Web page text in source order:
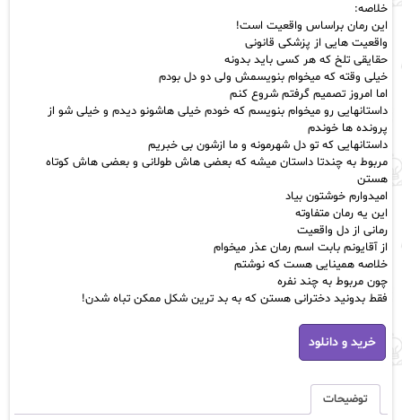
خلاصه:
این رمان براساس واقعیت است!
واقعيت هايى از پزشکى قانونى
حقايقى تلخ که هر کسى بايد بدونه
خيلى وقته که ميخوام بنويسمش ولى دو دل بودم
اما امروز تصميم گرفتم شروع کنم
داستانهايى رو ميخوام بنويسم که خودم خيلى هاشونو ديدم و خيلى شو از
پرونده ها خوندم
داستانهايى که تو دل شهرمونه و ما ازشون بى خبريم
مربوط به چندتا داستان ميشه که بعضى هاش طولانى و بعضى هاش کوتاه
هستن
اميدوارم خوشتون بياد
اين يه رمان متفاوته
رمانى از دل واقعيت
از آقايونم بابت اسم رمان عذر ميخوام
خلاصه همينايى هست که نوشتم
چون مربوط به چند نفره
فقط بدونيد دخترانى هستن که به بد ترين شکل ممکن تباه شدن!
دانلود رمان گرگ
هایی
به
فایل
خرید و دانلود
توضیحات